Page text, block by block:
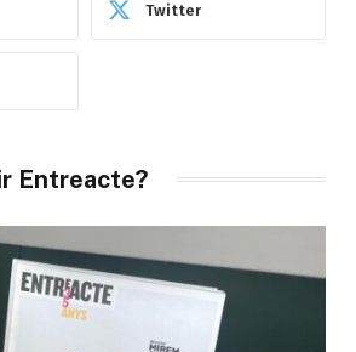
Twitter
Entreacte?